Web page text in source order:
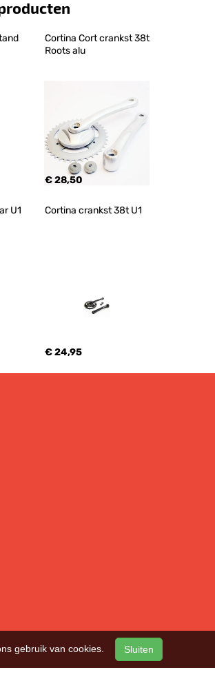
Cortina Cort crankst 38t
Roots alu
€ 28,50
U1
Cortina crankst 38t U1
€ 24,95
gebruik van cookies. Sluiten